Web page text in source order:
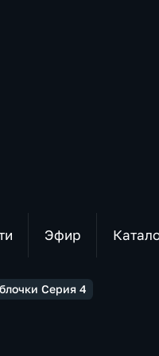
Эфир
Серия 4